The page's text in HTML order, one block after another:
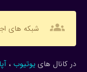
groups شبکه های
در کانال هاییوتیوب ،